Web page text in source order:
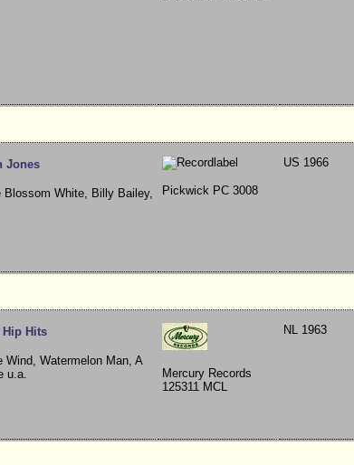
Jones
Blossom White, Billy Bailey,
Pickwick PC 3008
US 1966
Hits
Wind, Watermelon Man, A
u.a.
Mercury Records
125311 MCL
NL 1963